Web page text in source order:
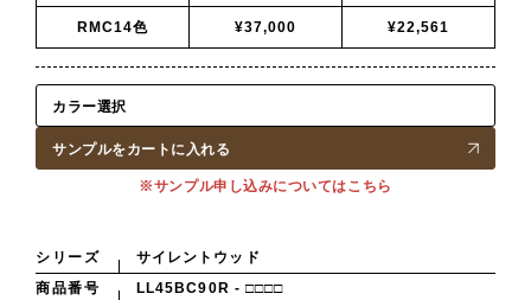
RMC14色 ¥37,000 ¥22,561
サンプルをカートに入れる
※サンプル申し込みについてはこちら
シリーズ
サイレントウッド
商品番号
LL45BC90R - □□□□